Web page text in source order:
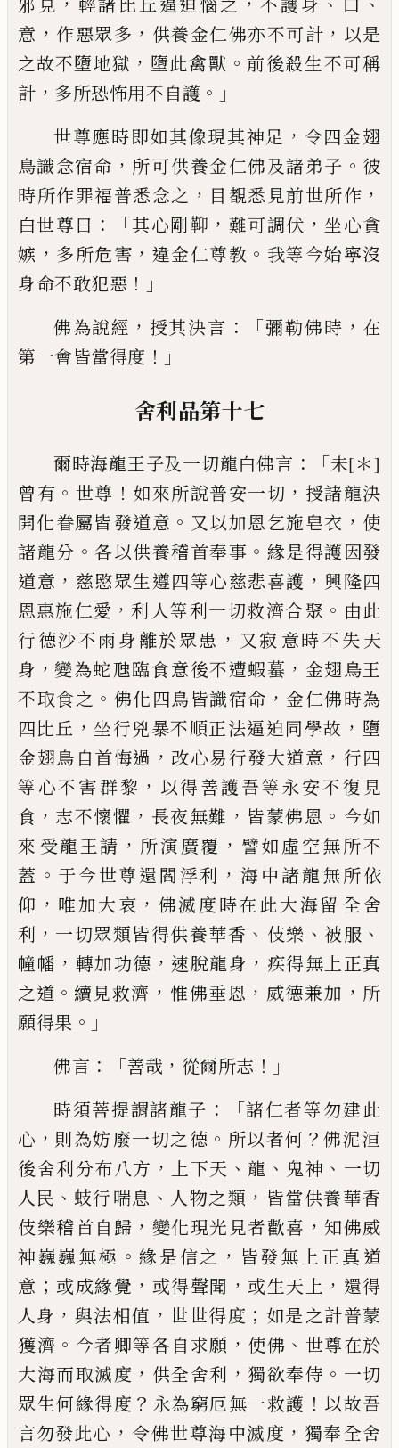
邪見 輕諸比丘逼迫惱之 不護身 口
意 ， 作惡眾多 ， 供養金仁佛亦不可計 ， 以是
之故不墮地獄 ， 墮此禽獸 。 前後殺生不可稱
計 ， 多所恐怖用不自護 。」
世尊應時即如其像現其神足 ， 令四金翅
鳥識念宿命 ， 所可供養金仁佛及諸弟子 。 彼
時所作罪福普悉念之 ， 目覩悉見前世所作 ，
白世尊曰 ：「其心剛䩕 ， 難可調伏 ， 坐心貪
嫉 ， 多所危害 ， 違金仁尊教 。 我等今始寧沒
身命不敢犯惡 ！」
佛為說經 ， 授其決言 ：「彌勒佛時 ， 在
第一會皆當得度 ！」
舍利品第十七
爾時海龍王子及一切龍白佛言 ：「未[＊]
曾有 。 世尊 ！ 如來所說普安一切 ， 授諸龍決
開化眷屬皆發道意 。 又以加恩乞施皂衣 ， 使
諸龍分 。 各以供養稽首奉事 。 緣是得護因發
道意 ， 慈愍眾生遵四等心慈悲喜護 ， 興隆四
恩惠施仁愛 ， 利 人等利一切救濟合聚 。 由此
行德沙不雨身離於眾患 ， 又寂 意時不失天
身 ， 變為蛇虺臨食意後不遭蝦蟇 ， 金翅鳥王
不取食之 。 佛化四鳥皆識宿命 ， 金仁佛時為
四比丘 ， 坐行兇暴不順正法逼迫同學故 ， 墮
金翅鳥自首悔過 ， 改心易行發大道意 ， 行四
等心不害群黎 ， 以得善護吾等永安不復見
食 ， 志不懷懼 ， 長夜無難 ， 皆蒙佛恩 。 今如
來 受龍王請 ， 所演廣覆 ， 譬如虛空無所不
蓋 。 于今世尊還閻浮利 ， 海中諸龍無所依
仰 ， 唯加大哀 ， 佛滅度時在此大海留 全舍
利 ， 一切眾類皆得供養華香 、 伎樂 、 被服 、
幢幡 ， 轉加功德 ， 速脫龍身 ， 疾得無上正真
之道 。 續 見救濟 ， 惟佛垂恩 ， 威德兼加 ， 所
願得果 。」
佛言 ： 「善哉 ， 從爾所志 ！」
時須菩提謂諸龍子 ：「諸仁者等勿建此
心 ， 則為妨廢一切之德 。 所以者何 ？ 佛泥洹
後舍利分布八方 ， 上下天 、 龍 、 鬼神 、 一切
人民 、 蚑行喘息 、 人物之類 ， 皆當供養華香
伎樂稽首自歸 ， 變化現光見者歡喜 ， 知佛威
神巍巍無極 。 緣是信之 ， 皆發無上正真道
意 ； 或成緣覺 ， 或得聲聞 ， 或生天上 ， 還得
人身 ， 與法相值 ， 世世得度 ； 如是之計普蒙
獲濟 。 今者卿等各自求願 ， 使佛 、 世尊在於
大海而取滅度 ， 供全舍利 ， 獨欲奉侍 。 一切
眾生何緣得度 ？ 永為窮厄無一救護 ！ 以故吾
言勿發此心 ， 令佛世尊海中滅度 ， 獨奉全舍